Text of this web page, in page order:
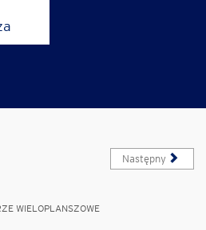
Następny
WIELOPLANSZOWE